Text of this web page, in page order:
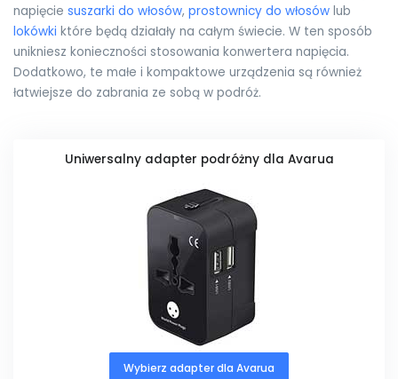
napięcie suszarki do włosów, prostownicy do włosów lub
lokówki które będą działały na całym świecie. W ten sposób
unikniesz konieczności stosowania konwertera napięcia.
Dodatkowo, te małe i kompaktowe urządzenia są również
łatwiejsze do zabrania ze sobą w podróż.
Uniwersalny adapter podróżny dla Avarua
Wybierz adapter dla Avarua